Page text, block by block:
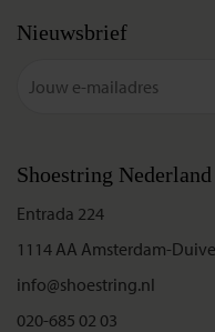
Nieuwsbrief
Shoestring Nederland
Entrada 224
1114 AA Amsterdam-
info@shoestring.nl
020-685 02 03